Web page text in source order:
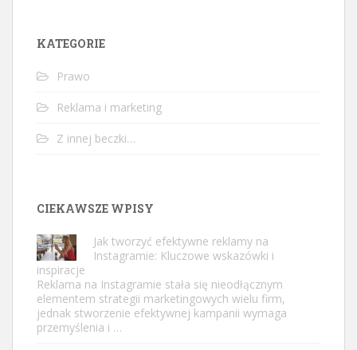
KATEGORIE
Prawo
Reklama i marketing
Z innej beczki…
CIEKAWSZE WPISY
Jak tworzyć efektywne reklamy na
Instagramie: Kluczowe wskazówki i
inspiracje
Reklama na Instagramie stała się nieodłącznym
elementem strategii marketingowych wielu firm,
jednak stworzenie efektywnej kampanii wymaga
przemyślenia i …